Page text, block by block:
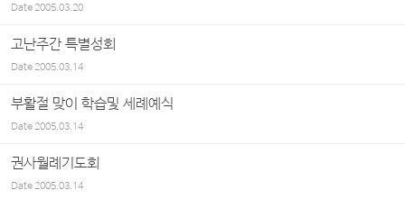
Date2005.03.20
고난주간 특별성회
Date2005.03.14
부활절 맞이 학습및 세례예식
Date2005.03.14
권사월례기도회
Date2005.03.14